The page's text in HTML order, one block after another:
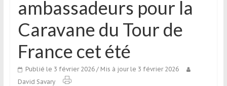
qui
aux
voyageurs
ponctuels
ou
réguliers,
ambassadeurs pour la
Caravane du Tour de
France cet été
Publié le 3 février 2026/ Mis à jour le 3 février 2026
David Savary